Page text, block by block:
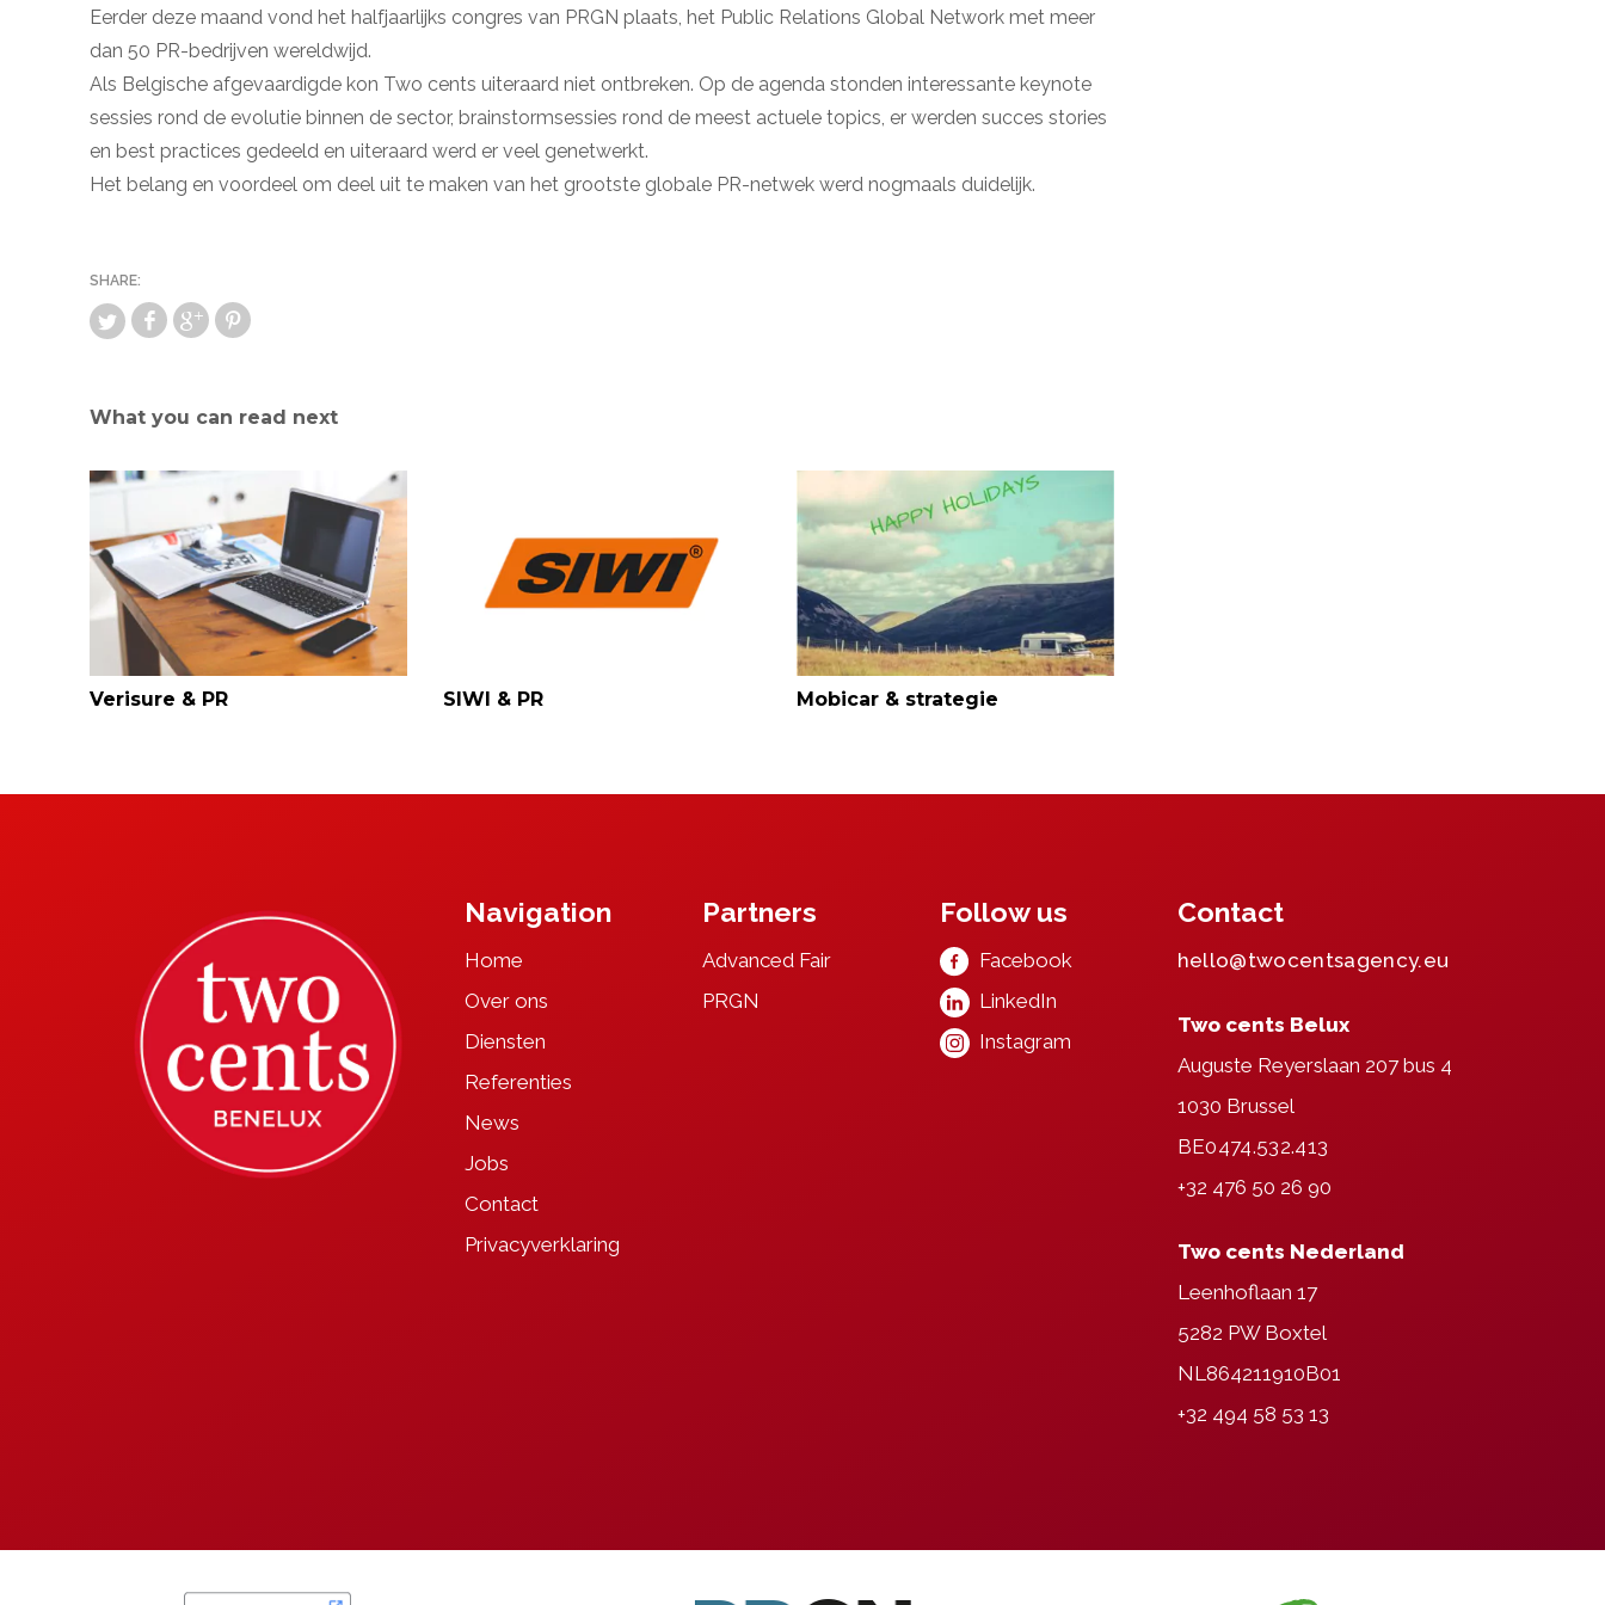
Eerder deze maand vond het halfjaarlijks congres van PRGN plaats, het Public Relations Global Network met meer
dan 50 PR-bedrijven wereldwijd.
Als Belgische afgevaardigde kon Two cents uiteraard niet ontbreken. Op de agenda stonden interessante keynote
sessies rond de evolutie binnen de sector, brainstormsessies rond de meest actuele topics, er werden succes stories
en best practices gedeeld en uiteraard werd er veel genetwerkt.
Het belang en voordeel om deel uit te maken van het grootste globale PR-netwek werd nogmaals duidelijk.
What you can read next
Verisure & PR SIWI & PR Mobicar & strategie
Navigation
Home
Over ons
Diensten
Referenties
News
Jobs
Contact
Privacyverklaring
Partners
Advanced Fair
PRGN
Follow us
Facebook
LinkedIn
Instagram
Contact
hello@twocentsagency.eu
Two cents Belux
Auguste Reyerslaan 207 bus 4
1030 Brussel
BE0474.532.413
+32 476 50 26 90
Two cents Nederland
Leenhoflaan 17
5282 PW Boxtel
NL864211910B01
+32 494 58 53 13